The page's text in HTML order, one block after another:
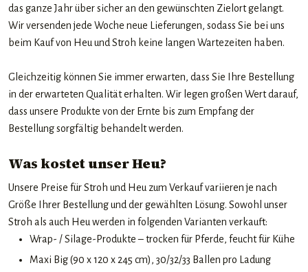
das ganze Jahr über sicher an den gewünschten Zielort gelangt.
Wir versenden jede Woche neue Lieferungen, sodass Sie bei uns
beim Kauf von Heu und Stroh keine langen Wartezeiten haben.
Gleichzeitig können Sie immer erwarten, dass Sie Ihre Bestellung
in der erwarteten Qualität erhalten. Wir legen großen Wert darauf,
dass unsere Produkte von der Ernte bis zum Empfang der
Bestellung sorgfältig behandelt werden.
Was kostet unser Heu?
Unsere Preise für Stroh und Heu zum Verkauf variieren je nach
Größe Ihrer Bestellung und der gewählten Lösung. Sowohl unser
Stroh als auch Heu werden in folgenden Varianten verkauft:
Wrap- / Silage-Produkte – trocken für Pferde, feucht für Kühe
Maxi Big (90 x 120 x 245 cm), 30/32/33 Ballen pro Ladung